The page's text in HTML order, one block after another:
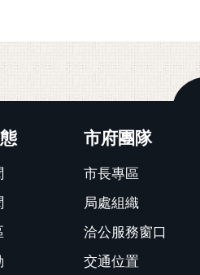
市府團隊
市長專區
局處組織
洽公服務窗口
交通位置